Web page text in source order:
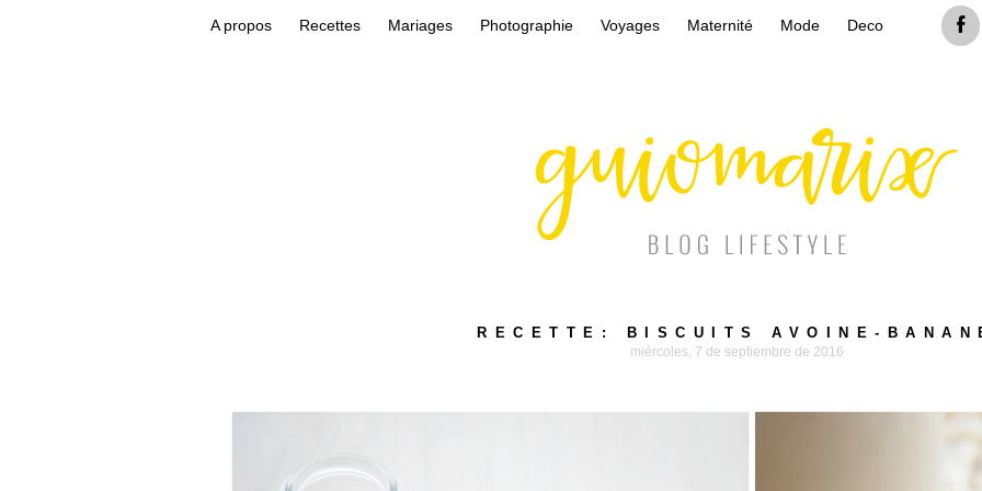
A propos Recettes Mariages Photographie Voyages Maternité Mode Deco
RECETTE: BISCUITS AVOINE-
miércoles, 7 de septiembre de 2016